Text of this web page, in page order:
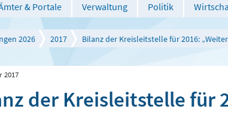
& Portale Verwaltung Politik
2026 2017 Bilanz der Kreisleitstelle für 2016:
2017
der Kreisleitstelle für